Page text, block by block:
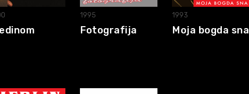
1995
Fotografija
1993
Moja bogda sna